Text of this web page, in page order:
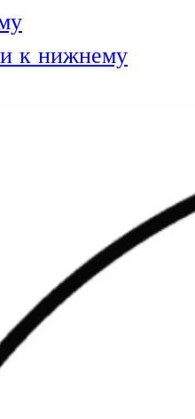
к нижнему